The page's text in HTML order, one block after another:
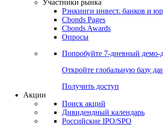
Участники рынка
Рэнкинги инвест. банков и
Cbonds Pages
Cbonds Awards
Опросы
Попробуйте 7-дневный демо-
Откройте глобальную базу
Получить доступ
Акции
Поиск акций
Дивидендный календарь
Российские IPO/SPO